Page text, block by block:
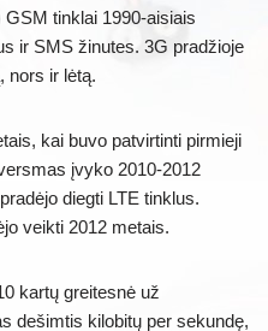
tinklai 1990-aisiais
ir SMS žinutes. 3G pradžioje
nors ir lėtą.
kai buvo patvirtinti pirmieji
įvyko 2010-2012
diegti LTE tinklus.
veikti 2012 metais.
kartų greitesnė už
dešimtis kilobitų per sekundę,